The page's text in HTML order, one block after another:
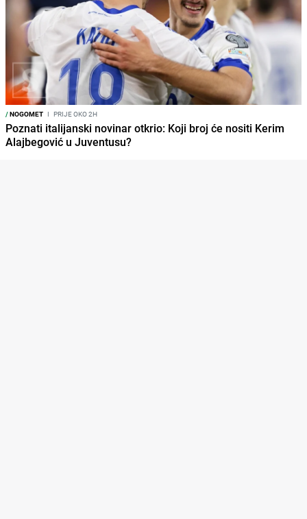
/NOGOMET I PRIJE OKO 2H
Poznati italijanski novinar otkrio: Koji broj će nositi Kerim
Alajbegović u Juventusu?